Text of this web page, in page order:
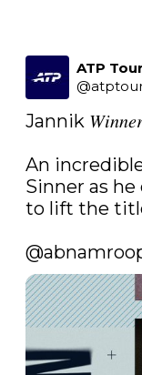
ATP Tour
@
Jannik
An
Sinner as
to lift the